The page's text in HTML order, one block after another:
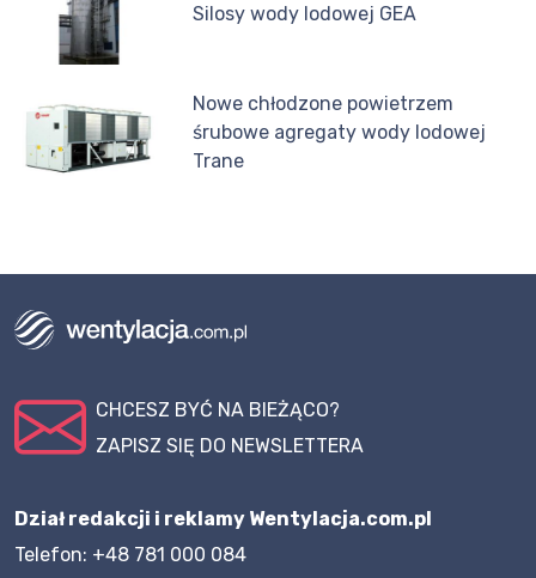
Silosy wody lodowej GEA
Nowe chłodzone powietrzem
śrubowe agregaty wody lodowej
Trane
CHCESZ BYĆ NA BIEŻĄCO?
ZAPISZ SIĘ DO NEWSLETTERA
Dział redakcji i reklamy Wentylacja.com.pl
Telefon: +48 781 000 084